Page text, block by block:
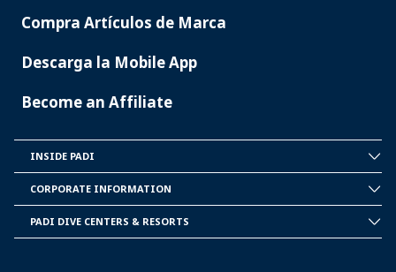
Compra Artículos de Marca
Descarga la Mobile App
Become an Affiliate
INSIDE PADI
CORPORATE INFORMATION
PADI DIVE CENTERS & RESORTS